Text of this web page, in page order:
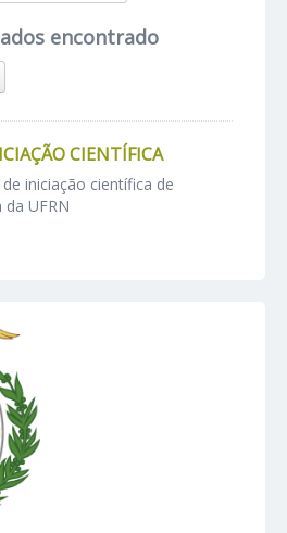
encontrado
CIENTÍFICA
iniciação científica de
UFRN